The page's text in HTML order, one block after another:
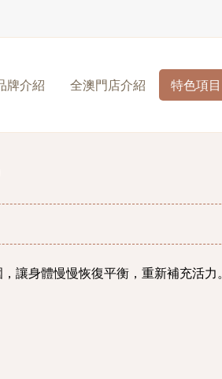
牌介紹 全澳門店介紹 特色項目
讓身體慢慢恢復平衡，重新補充活力。